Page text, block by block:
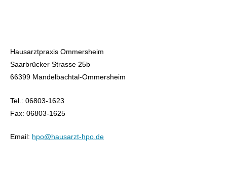
Hausarztpraxis Ommersheim
Saarbrücker Strasse 25b
66399 Mandelbachtal-Ommersheim
Tel.: 06803-1623
Fax: 06803-1625
Email: hpo@hausarzt-hpo.de